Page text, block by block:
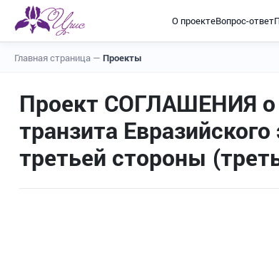
О проектеВопрос-ответ
Главная страница — Проекты
Проект СОГЛАШЕНИЯ о
транзита
третьей стороны